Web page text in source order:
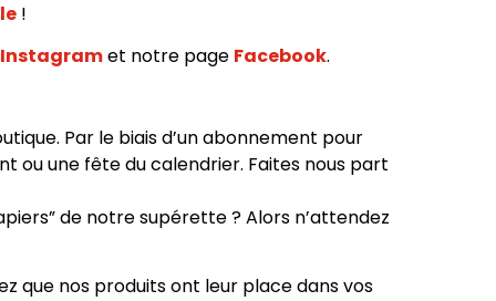
!
Instagramet notre page Facebook.
Par le biais d’un abonnement pour
ou une fête du calendrier. Faites nous part
de notre supérette ? Alors n’attendez
que nos produits ont leur place dans vos